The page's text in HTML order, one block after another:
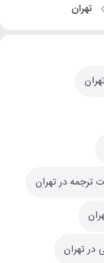
تهران
ترجمه در تهران
در تهران